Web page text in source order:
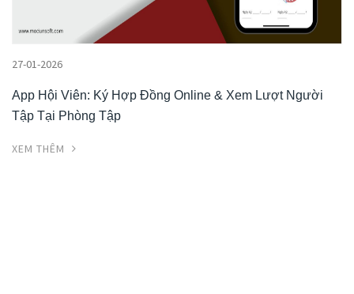
27-01-2026
App Hội Viên: Ký Hợp Đồng Online & Xem Lượt Người
Tập Tại Phòng Tập
XEM THÊM